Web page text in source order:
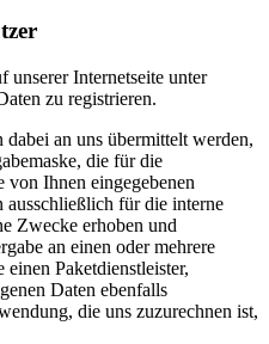
unserer Internetseite unter
zu registrieren.
dabei an uns übermittelt werden,
die für die
Ihnen eingegebenen
ausschließlich für die interne
Zwecke erhoben und
an einen oder mehrere
Paketdienstleister,
Daten ebenfalls
die uns zuzurechnen ist,